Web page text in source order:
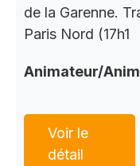
de la Garenne.
Paris Nord (17h1
Animateur/
Voir le
détail